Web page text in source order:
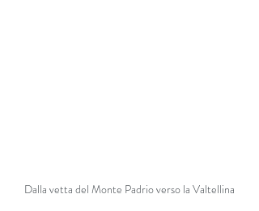
Dalla vetta del Monte Padrio verso la Valtellina